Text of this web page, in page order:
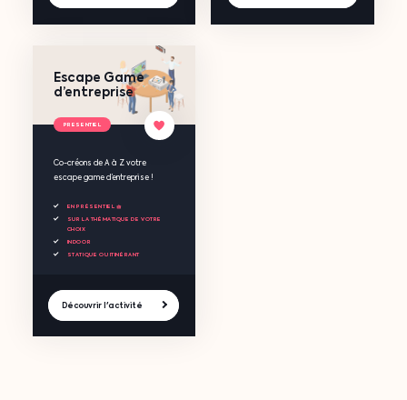
Escape Game
d’entreprise
Co-créons de A à Z votre
escape game d’entreprise !
EN PRÉSENTIEL 🧺
SUR LA THÉMATIQUE DE VOTRE
CHOIX
INDOOR
STATIQUE OU ITINÉRANT
Découvrir l'activité
PRESENTIEL